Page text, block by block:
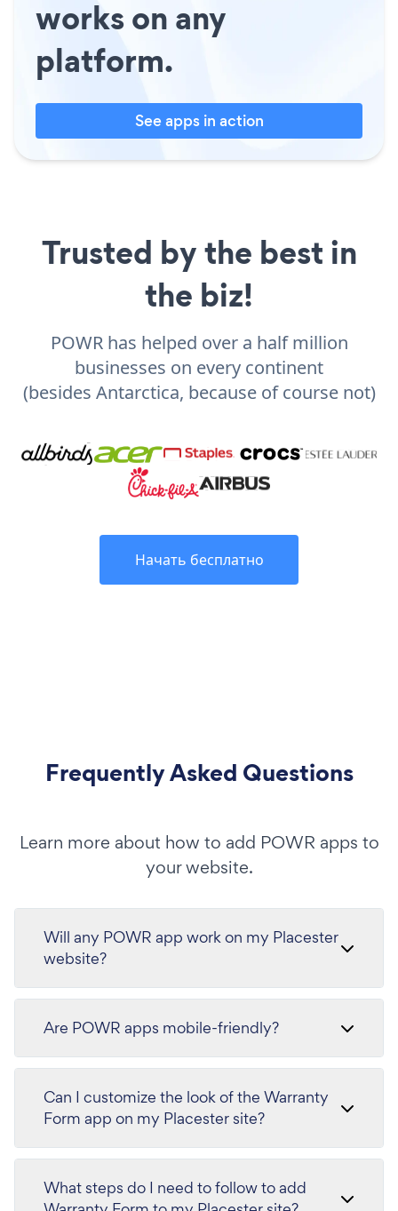
works on any
platform.
See apps in action
Trusted by the best in
the biz!
POWR has helped over a half million
businesses on every continent
(besides Antarctica, because of course not)
Начать бесплатно
Frequently Asked Questions
Learn more about how to add POWR apps to
your website.
Will any POWR app work on my Placester
website?
Are POWR apps mobile-friendly?
Can I customize the look of the Warranty
Form app on my Placester site?
What steps do I need to follow to add